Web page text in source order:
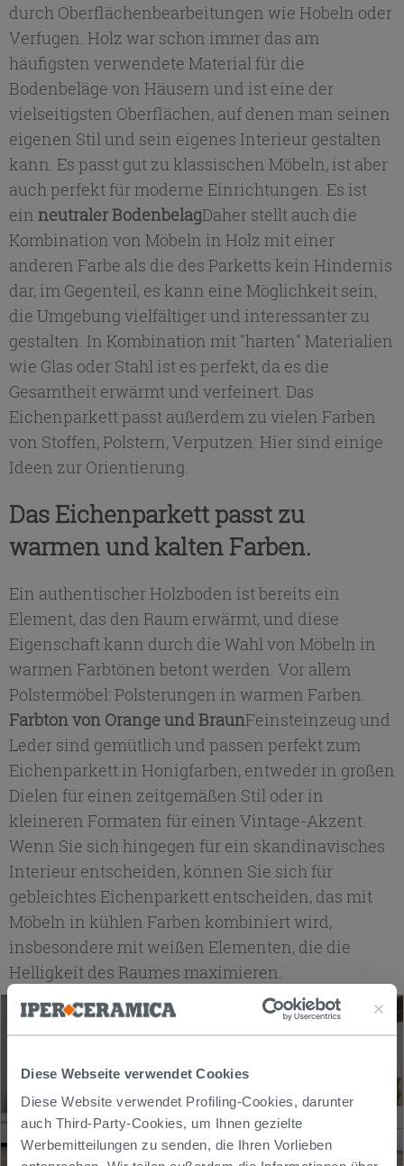
Diese Webseite verwendet Cookies
Diese Website verwendet Profiling-Cookies, darunter
auch Third-Party-Cookies, um Ihnen gezielte
Werbemitteilungen zu senden, die Ihren Vorlieben
durch Oberflächenbearbeitungen wie Hobeln oder
Verfugen. Holz war schon immer das am
häufigsten verwendete Material für die
Bodenbeläge von Häusern und ist eine der
vielseitigsten Oberflächen, auf denen man seinen
eigenen Stil und sein eigenes Interieur gestalten
kann. Es passt gut zu klassischen Möbeln, ist aber
auch perfekt für moderne Einrichtungen. Es ist
ein neutraler BodenbelagDaher stellt auch die
Kombination von Möbeln in Holz mit einer
anderen Farbe als die des Parketts kein Hindernis
dar, im Gegenteil, es kann eine Möglichkeit sein,
die Umgebung vielfältiger und interessanter zu
gestalten. In Kombination mit "harten" Materialien
wie Glas oder Stahl ist es perfekt, da es die
Gesamtheit erwärmt und verfeinert. Das
Eichenparkett passt außerdem zu vielen Farben
von Stoffen, Polstern, Verputzen: Hier sind einige
Ideen zur Orientierung.
Das Eichenparkett passt zu
warmen und kalten Farben.
Ein authentischer Holzboden ist bereits ein
Element, das den Raum erwärmt, und diese
Eigenschaft kann durch die Wahl von Möbeln in
warmen Farbtönen betont werden. Vor allem
Polstermöbel: Polsterungen in warmen Farben.
Farbton von Orange und BraunFeinsteinzeug und
Leder sind gemütlich und passen perfekt zum
Eichenparkett in Honigfarben, entweder in großen
Dielen für einen zeitgemäßen Stil oder in
kleineren Formaten für einen Vintage-Akzent.
Wenn Sie sich hingegen für ein skandinavisches
Interieur entscheiden, können Sie sich für
gebleichtes Eichenparkett entscheiden, das mit
Möbeln in kühlen Farben kombiniert wird,
insbesondere mit weißen Elementen, die die
Helligkeit des Raumes maximieren.